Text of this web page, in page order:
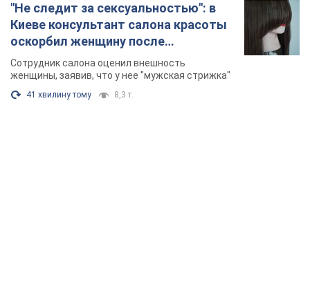
"Не следит за сексуальностью": в
Киеве консультант салона красоты
оскорбил женщину после
химиотерапии, разгорелся скандал.
Фото
Сотрудник салона оценил внешность
женщины, заявив, что у нее "мужская стрижка"
41 хвилину тому 8,3 т.